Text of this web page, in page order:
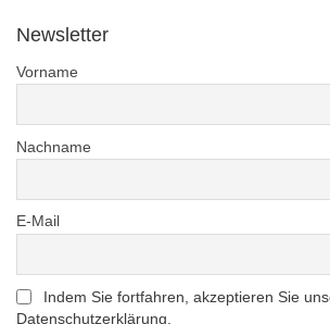
Newsletter
Vorname
Nachname
E-Mail
Indem Sie fortfahren, akzeptieren Sie
Datenschutzerklärung.